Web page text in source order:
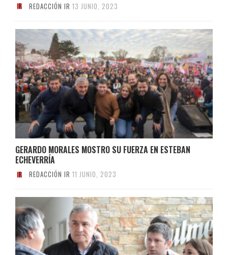
REDACCIÓN IR 13 JUNIO, 2023
GERARDO MORALES MOSTRO SU FUERZA EN ESTEBAN
ECHEVERRÍA
REDACCIÓN IR 11 JUNIO, 2023